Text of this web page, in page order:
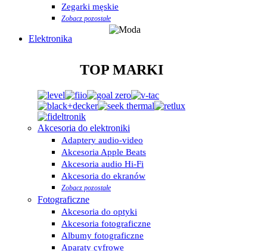
Zegarki męskie
Zobacz pozostałe
Elektronika
TOP MARKI
Akcesoria do elektroniki
Adaptery audio-video
Akcesoria Apple Beats
Akcesoria audio Hi-Fi
Akcesoria do ekranów
Zobacz pozostałe
Fotograficzne
Akcesoria do optyki
Akcesoria fotograficzne
Albumy fotograficzne
Aparaty cyfrowe